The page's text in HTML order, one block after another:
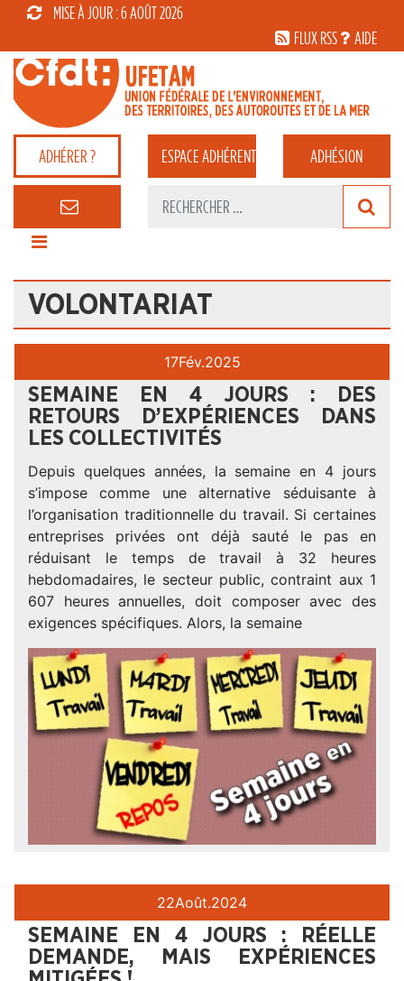
MISE À JOUR : 6 AOÛT 2026
FLUX RSS
AIDE
ADHÉRER ? ESPACEADHÉRENT ADHÉSION
VOLONTARIAT
17Fév.2025
SEMAINE EN 4 JOURS : DES
RETOURS D’EXPÉRIENCES DANS
LES COLLECTIVITÉS
Depuis quelques années, la semaine en 4 jours
s’impose comme une alternative séduisante à
l’organisation traditionnelle du travail. Si certaines
entreprises privées ont déjà sauté le pas en
réduisant le temps de travail à 32 heures
hebdomadaires, le secteur public, contraint aux 1
607 heures annuelles, doit composer avec des
exigences spécifiques. Alors, la semaine
22Août.2024
SEMAINE EN 4 JOURS : RÉELLE
DEMANDE, MAIS EXPÉRIENCES